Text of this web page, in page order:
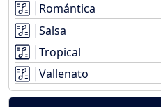
Romántica
Salsa
Tropical
Vallenato